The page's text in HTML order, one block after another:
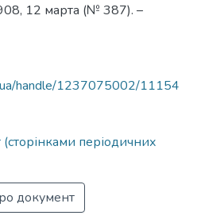
12 марта (№ 387). –
handle/1237075002/11154
періодичних
документ